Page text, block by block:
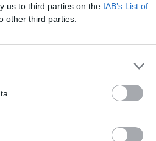
us to third parties on the IAB’s List of
other third parties.
τους
στη
η
στην